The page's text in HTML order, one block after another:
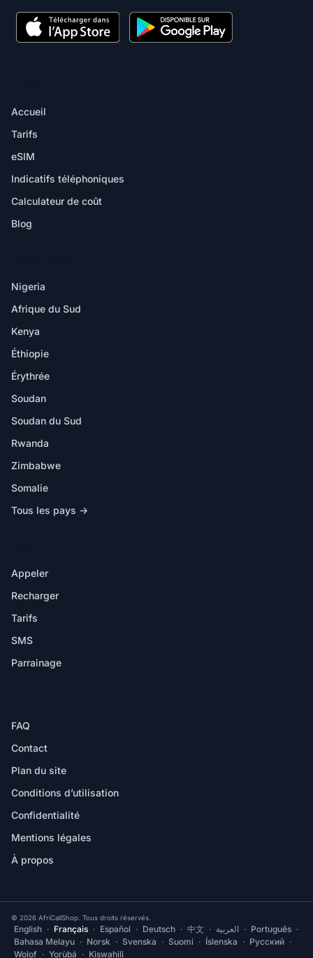
Accueil
Tarifs
eSIM
Indicatifs téléphoniques
Calculateur de coût
Blog
Nigeria
Afrique du Sud
Kenya
Éthiopie
Érythrée
Soudan
Soudan du Sud
Rwanda
Zimbabwe
Somalie
Tous les pays →
Appeler
Recharger
Tarifs
SMS
Parrainage
FAQ
Contact
Plan du site
Conditions d’utilisation
Confidentialité
Mentions légales
À propos
© 2026 AfriCallShop. Tous droits réservés.
English · Français · Español · Deutsch · 中文 · العربية · Português ·
Bahasa Melayu · Norsk · Svenska · Suomi · Íslenska · Русский ·
Wolof · Yorùbá · Kiswahili